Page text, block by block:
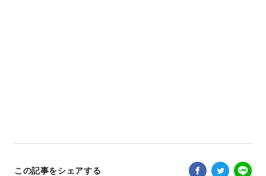
この記事をシェアする